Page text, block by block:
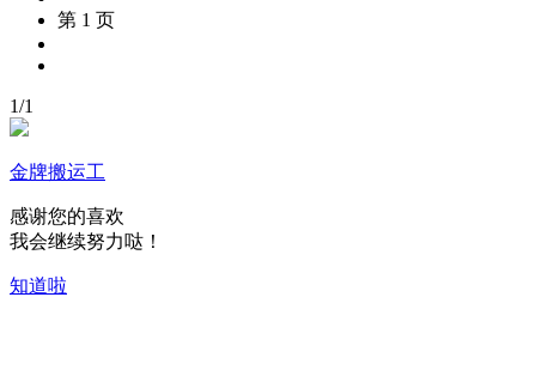
第 1 页
1/1
金牌搬运工
感谢您的喜欢
我会继续努力哒！
知道啦